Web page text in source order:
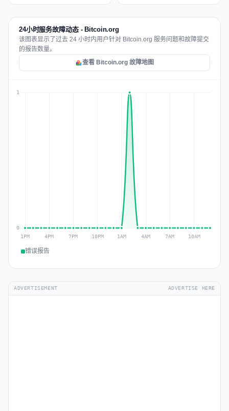
24小时服务故障动态 - Bitcoin.org
该图表显示了过去 24 小时内用户针对 Bitcoin.org 服务问题和故障提交
的报告数量。
查看 Bitcoin.org 故障地图
错误报告
ADVERTISEMENT ADVERTISE HERE